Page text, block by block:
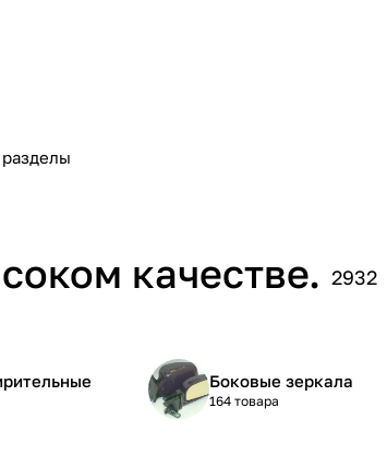
качестве. 2932
Боковые зеркала
164 товара